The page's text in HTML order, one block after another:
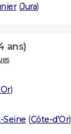
(Jura)
ans)
)
Seine (Côte-d'Or)